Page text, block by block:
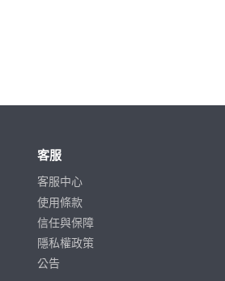
客服
客服中心
使用條款
信任與保障
隱私權政策
公告